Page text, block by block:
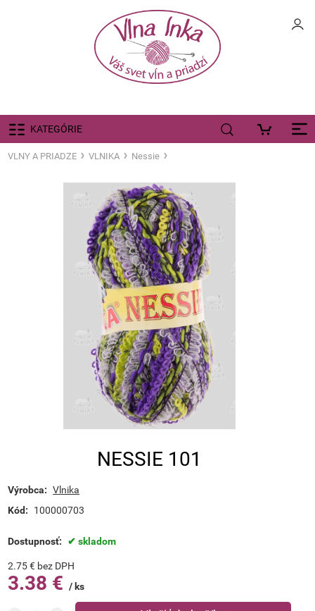
KATEGÓRIE
VLNY A PRIADZE VLNIKA Nessie
NESSIE 101
Výrobca: Vlnika
Kód:
100000703
Dostupnosť: skladom
2.75€ bez DPH
3.38 € ks